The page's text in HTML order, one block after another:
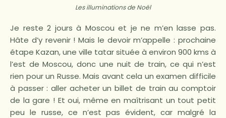
Les illuminations de Noël
Je reste 2 jours à Moscou et je ne m’en lasse pas.
Hâte d’y revenir ! Mais le devoir m’appelle : prochaine
étape Kazan, une ville tatar située à environ 900 kms à
l’est de Moscou, donc une nuit de train, ce qui n’est
rien pour un Russe. Mais avant cela un examen difficile
à passer : aller acheter un billet de train au comptoir
de la gare ! Et oui, même en maîtrisant un tout petit
peu le russe, ce n’est pas évident, car malgré la